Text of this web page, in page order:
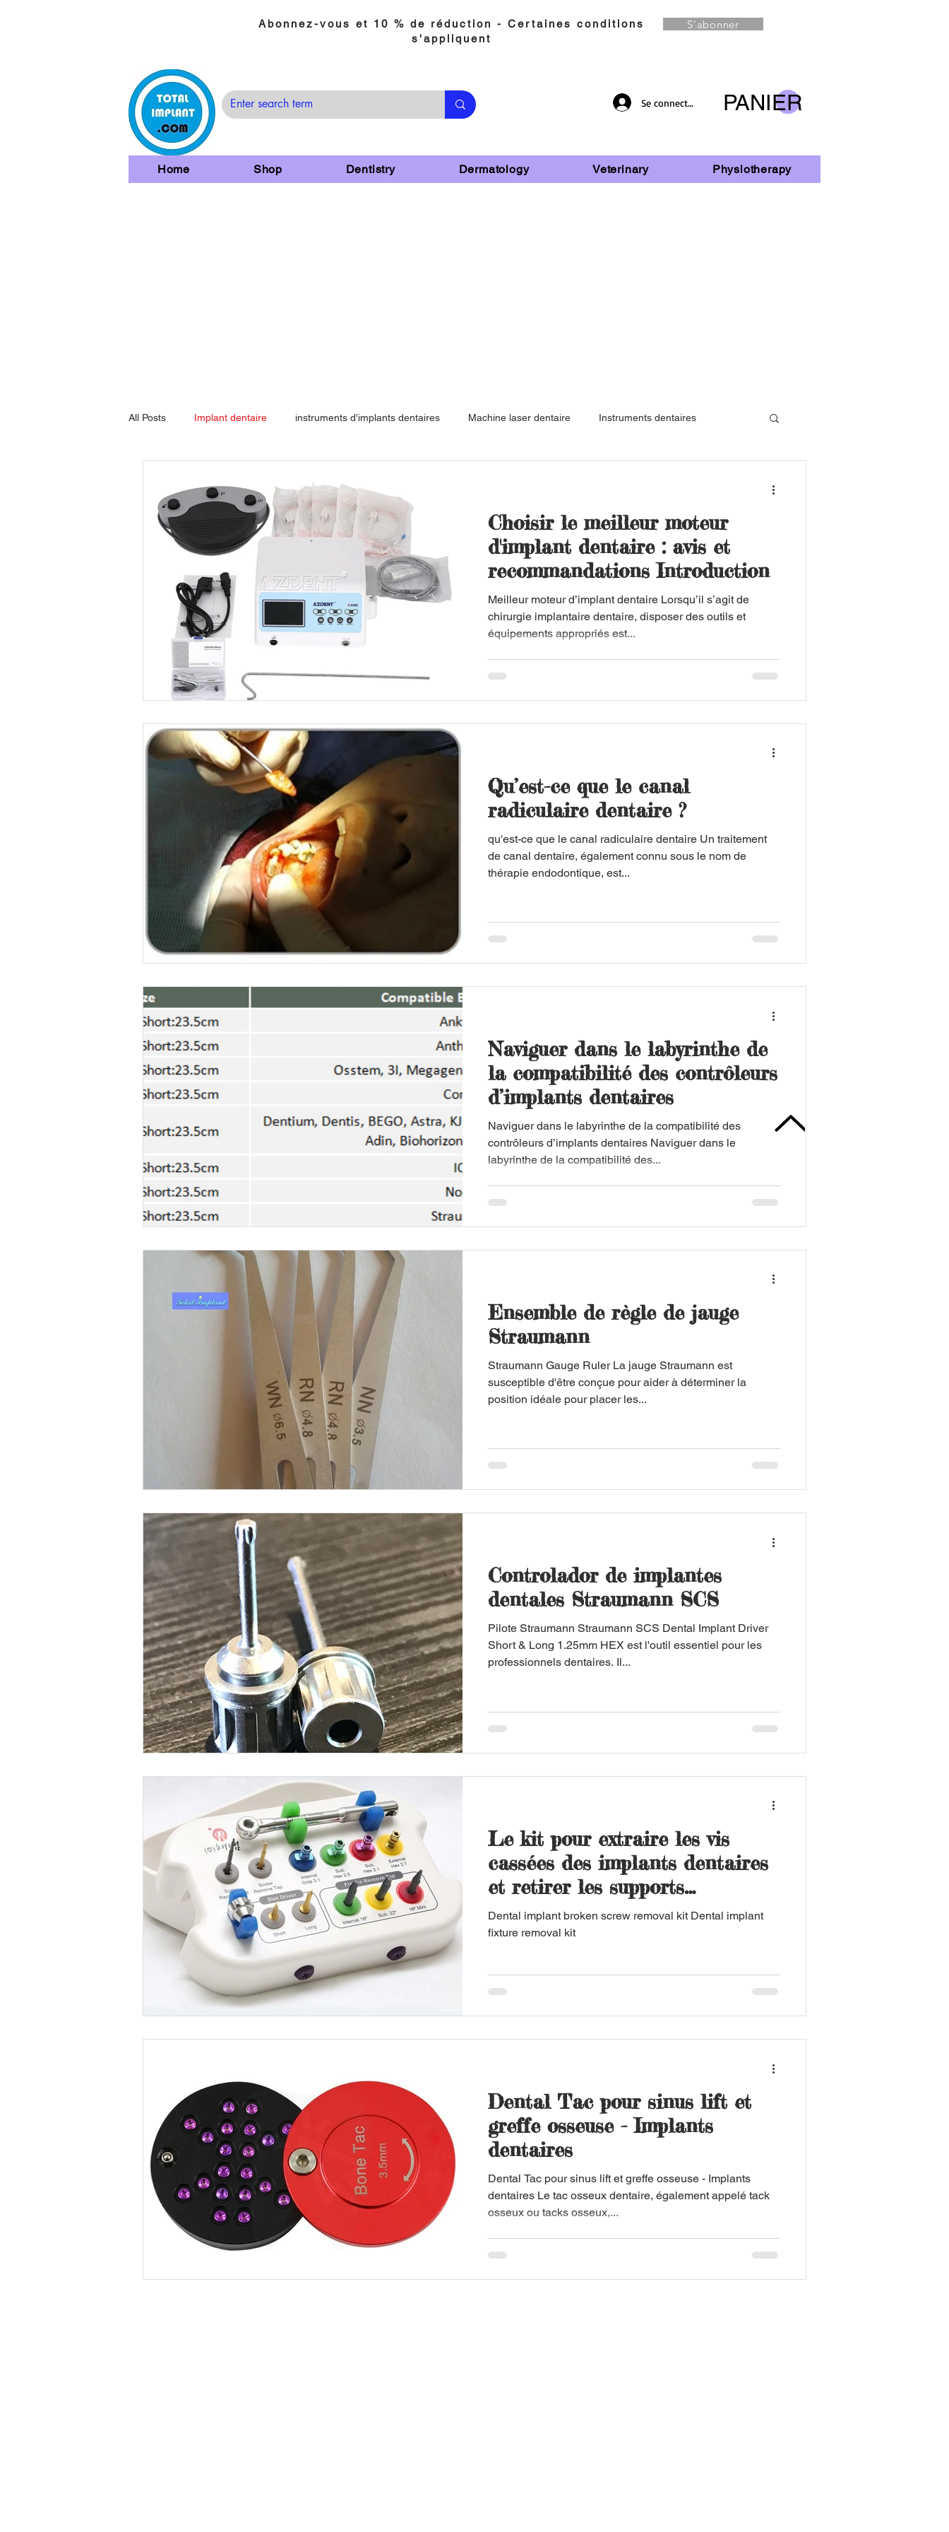
Abonnez-vous et 10 % de réduction - Certaines conditions
s'appliquent
S'abonner
Se connecter PANIER
Home Shop Dentistry Dermatology Veterinary Physiotherapy
All Posts Implant dentaire instruments d'implants dentaires Machine laser dentaire Instruments dentaires
Équipement laser pour soins de la p Greffe osseuse de levage de sinus d Exercice Suture Pratique Silicium
Genouillère
Choisir le meilleur moteur
d'implant dentaire : avis et
recommandations Introduction
Meilleur moteur d’implant dentaire Lorsqu’il s’agit de
chirurgie implantaire dentaire, disposer des outils et
équipements appropriés est...
Qu’est-ce que le canal
radiculaire dentaire ?
qu'est-ce que le canal radiculaire dentaire Un traitement
de canal dentaire, également connu sous le nom de
thérapie endodontique, est...
Naviguer dans le labyrinthe de
la compatibilité des contrôleurs
d’implants dentaires
Naviguer dans le labyrinthe de la compatibilité des
contrôleurs d’implants dentaires Naviguer dans le
labyrinthe de la compatibilité des...
Ensemble de règle de jauge
Straumann
Straumann Gauge Ruler La jauge Straumann est
susceptible d'être conçue pour aider à déterminer la
position idéale pour placer les...
Controlador de implantes
dentales Straumann SCS
Pilote Straumann Straumann SCS Dental Implant Driver
Short & Long 1.25mm HEX est l'outil essentiel pour les
professionnels dentaires. Il...
Le kit pour extraire les vis
cassées des implants dentaires
et retirer les supports
d'implants
Dental implant broken screw removal kit Dental implant
fixture removal kit
Dental Tac pour sinus lift et
greffe osseuse - Implants
dentaires
Dental Tac pour sinus lift et greffe osseuse - Implants
dentaires Le tac osseux dentaire, également appelé tack
osseux ou tacks osseux,...